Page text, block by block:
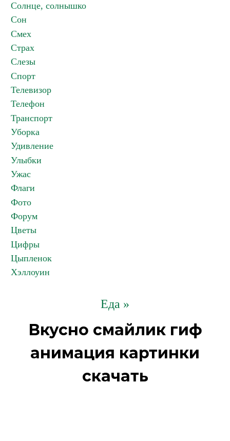
Солнце, солнышко
Сон
Смех
Страх
Слезы
Спорт
Телевизор
Телефон
Транспорт
Уборка
Удивление
Улыбки
Ужас
Флаги
Фото
Форум
Цветы
Цифры
Цыпленок
Хэллоуин
Еда »
Вкусно смайлик гиф
анимация картинки
скачать